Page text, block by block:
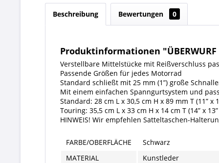
Beschreibung Bewertungen 0
Produktinformationen "ÜBERWURF
Verstellbare Mittelstücke mit Reißverschluss
Passende Größen für jedes Motorrad
Standard schließt mit 25 mm (1”) große
Mit einem einfachen Spanngurtsystem und
Standard: 28 cm L x 30,5 cm H x 89 mm T (11” x
Touring: 35,5 cm L x 33 cm H x 14 cm T (14” x
HINWEIS! Wir empfehlen Satteltaschen-
FARBE/OBERFLÄCHE
Schwarz
MATERIAL
Kunstleder